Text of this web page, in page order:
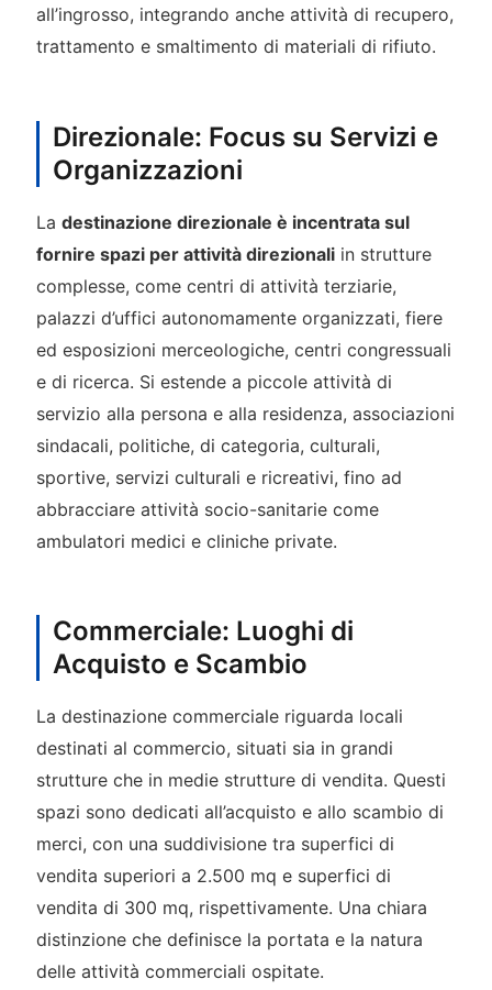
all’ingrosso, integrando anche attività di recupero,
trattamento e smaltimento di materiali di rifiuto.
Direzionale: Focus su Servizi e
Organizzazioni
La destinazione direzionale è incentrata sul
fornire spazi per attività direzionaliin strutture
complesse, come centri di attività terziarie,
palazzi d’uffici autonomamente organizzati, fiere
ed esposizioni merceologiche, centri congressuali
e di ricerca. Si estende a piccole attività di
servizio alla persona e alla residenza, associazioni
sindacali, politiche, di categoria, culturali,
sportive, servizi culturali e ricreativi, fino ad
abbracciare attività socio-sanitarie come
ambulatori medici e cliniche private.
Commerciale: Luoghi di
Acquisto e Scambio
La destinazione commerciale riguarda locali
destinati al commercio, situati sia in grandi
strutture che in medie strutture di vendita. Questi
spazi sono dedicati all’acquisto e allo scambio di
merci, con una suddivisione tra superfici di
vendita superiori a 2.500 mq e superfici di
vendita di 300 mq, rispettivamente. Una chiara
distinzione che definisce la portata e la natura
delle attività commerciali ospitate.